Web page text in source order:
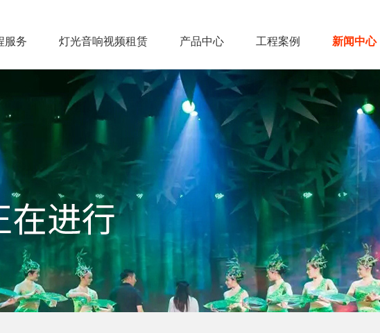
服务 灯光音响视频租赁 产品中心 工程案例 新闻中心